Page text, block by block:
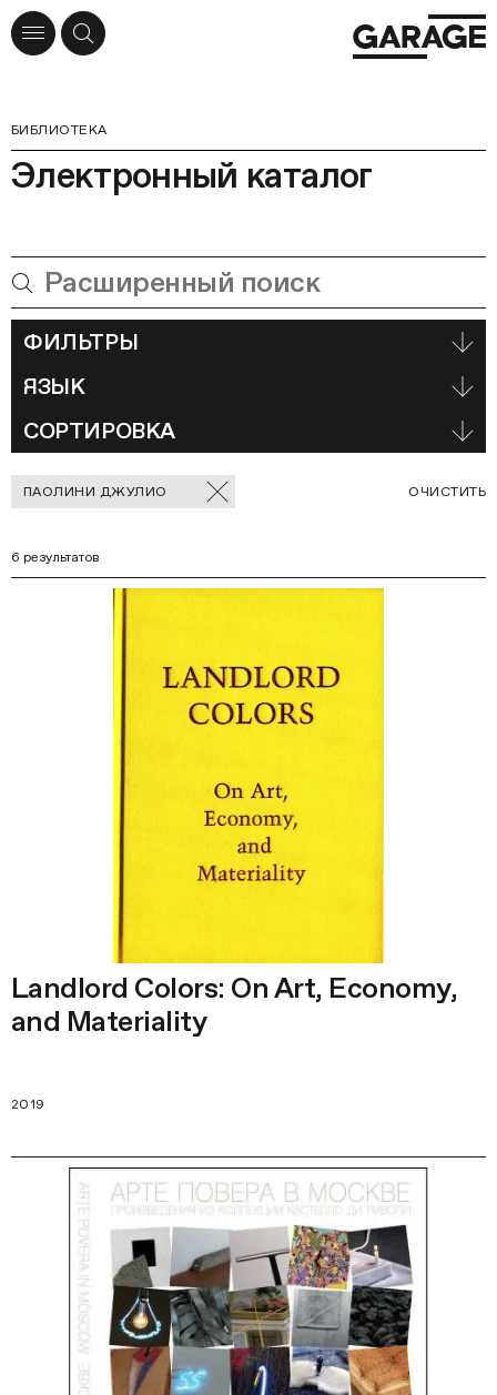
БИБЛИОТЕКА
Электронный каталог
ФИЛЬТРЫ
ЯЗЫК
СОРТИРОВКА
Отмеченные
фильтры
ПАОЛИНИ ДЖУЛИО ОЧИСТИТЬ
6 результатов
Landlord Colors: On Art, Economy,
and Materiality
2019